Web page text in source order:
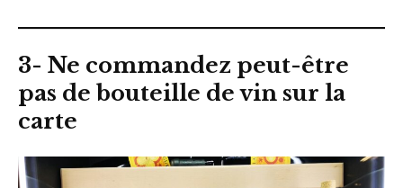
3- Ne commandez peut-être
pas de bouteille de vin sur la
carte